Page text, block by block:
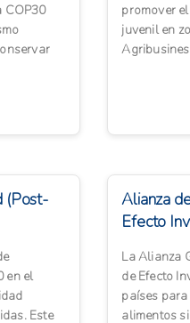
COP30
promover
juvenil en
(Post-
en el
Este
Alianza
Efecto
La Alianza
de Efecto
países
alimentos